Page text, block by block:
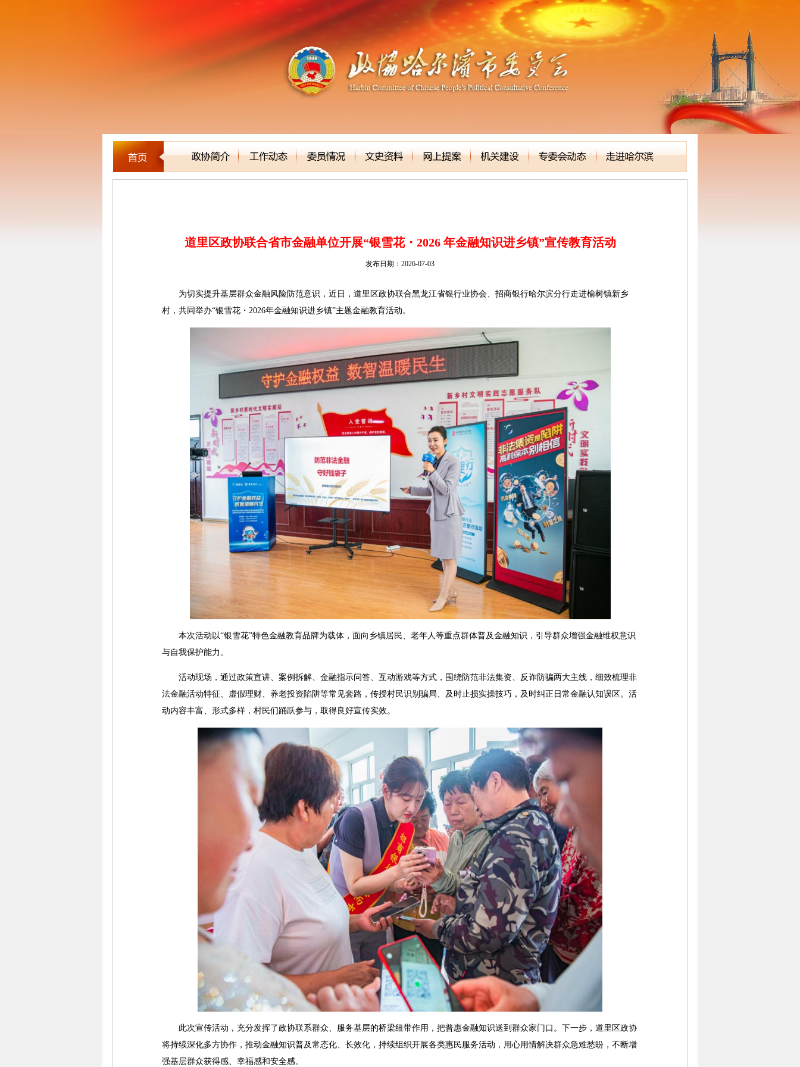
道里区政协联合省市金融单位开展“银雪花・2026 年金融知识进乡镇”宣传教育活动
发布日期：2026-07-03
为切实提升基层群众金融风险防范意识，近日，道里区政协联合黑龙江省银行业协会、招商银行哈尔滨分行走进榆树镇新乡
村，共同举办“银雪花・2026年金融知识进乡镇”主题金融教育活动。
本次活动以“银雪花”特色金融教育品牌为载体，面向乡镇居民、老年人等重点群体普及金融知识，引导群众增强金融维权意识
与自我保护能力。
活动现场，通过政策宣讲、案例拆解、金融指示问答、互动游戏等方式，围绕防范非法集资、反诈防骗两大主线，细致梳理非
法金融活动特征、虚假理财、养老投资陷阱等常见套路，传授村民识别骗局、及时止损实操技巧，及时纠正日常金融认知误区。活
动内容丰富、形式多样，村民们踊跃参与，取得良好宣传实效。
此次宣传活动，充分发挥了政协联系群众、服务基层的桥梁纽带作用，把普惠金融知识送到群众家门口。下一步，道里区政协
将持续深化多方协作，推动金融知识普及常态化、长效化，持续组织开展各类惠民服务活动，用心用情解决群众急难愁盼，不断增
强基层群众获得感、幸福感和安全感。